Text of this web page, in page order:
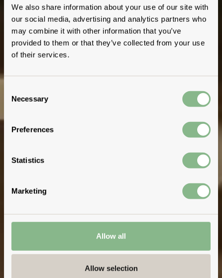
We also share information about your use of our site with
our social media, advertising and analytics partners who
may combine it with other information that you’ve
provided to them or that they’ve collected from your use
of their services.
Selection
Necessary
Preferences
Statistics
Marketing
Allow all
Allow selection